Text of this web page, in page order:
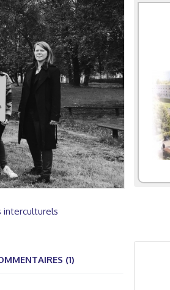
interculturels
(1)